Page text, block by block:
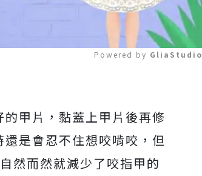
Powered by
甲片，黏蓋上甲片後再修
是會忍不住想咬啃咬，但
然而然就減少了咬指甲的